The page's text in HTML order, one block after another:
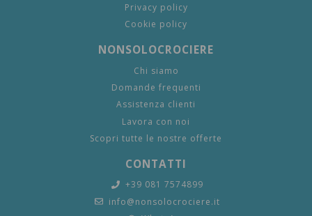
Privacy policy
Cookie policy
NONSOLOCROCIERE
Chi siamo
Domande frequenti
Assistenza clienti
Lavora con noi
Scopri tutte le nostre offerte
CONTATTI
+39 081 7574899
info@nonsolocrociere.it